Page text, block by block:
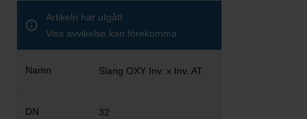
Artikeln har utgått
Viss avvikelse kan förekomma
Slang OXY Inv. x Inv. AT
32